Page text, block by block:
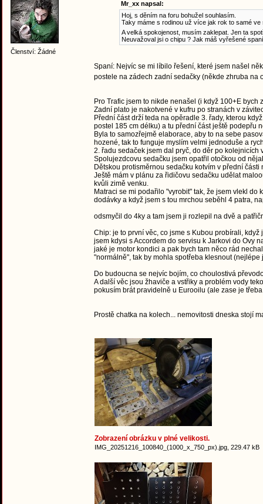
Členství: Žádné
Mr_xx napsal:
Hoj, s děním na foru bohužel souhlasím.
Taky máme s rodinou už více jak rok to samé
A velká spokojenost, musím zaklepat. Jen ta
Neuvažoval jsi o chipu ? Jak máš vyřešené
Spaní: Nejvíc se mi líbilo řešení, které jsem našel
postele na zádech zadní sedačky (někde zhruba na
Pro Trafic jsem to nikde nenašel (i když 100+E bych
Zadní plato je nakotvené v kufru po stranách v
Přední část drží teda na opěradle 3. řady, kterou
postel 185 cm délku) a tu přední část ještě podepřu
Byla to samozřejmě elaborace, aby to na sebe
hozené, tak to funguje myslím velmi jednoduše a
2. řadu sedaček jsem dal pryč, do děr po
Spolujezdcovu sedačku jsem opatřil otočkou od
Dětskou protisměrnou sedačku kotvím v přední
Ještě mám v plánu za řidičovu sedačku udělat
kvůli zimě venku.
Matraci se mi podařilo "vyrobit" tak, že jsem vlekl
dodávky a když jsem s tou mrchou seběhl 4 patra,
odsmyčil do 4ky a tam jsem ji rozlepil na dvě a
Chip: je to první věc, co jsme s Kubou probírali,
jsem kdysi s Accordem do servisu k Jarkovi do Ovy
jaké je motor kondici a pak bych tam něco rád
"normálně", tak by mohla spotřeba klesnout
Do budoucna se nejvíc bojím, co choulostivá
A další věc jsou žhaviče a vstřiky a problém vody
pokusím brát pravidelně u Eurooilu (ale zase je
Prostě chatka na kolech... nemovitosti dneska stojí
Zobrazení obrázku v plné velikosti.
IMG_20251216_100840_(1000_x_750_px).jpg, 229.47 kB